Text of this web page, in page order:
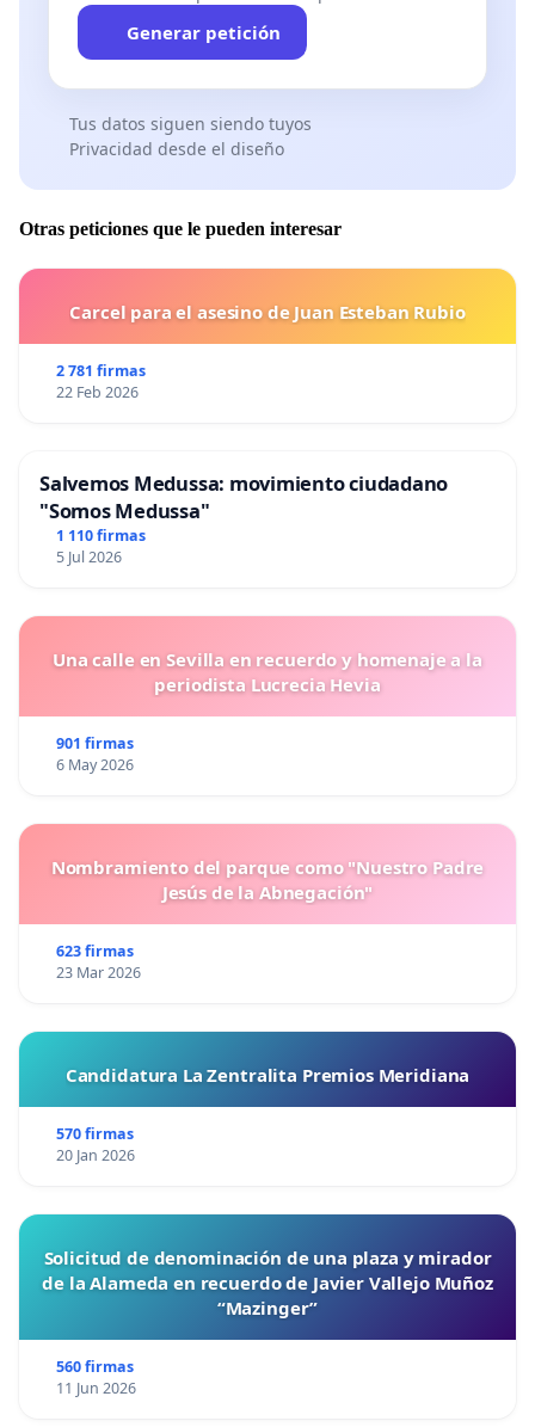
Generar petición
Tus datos siguen siendo tuyos
Privacidad desde el diseño
Otras peticiones que le pueden interesar
Carcel para el asesino de Juan Esteban Rubio
2 781 firmas
22 Feb 2026
Salvemos Medussa: movimiento ciudadano
"Somos Medussa"
1 110 firmas
5 Jul 2026
Una calle en Sevilla en recuerdo y homenaje a la
periodista Lucrecia Hevia
901 firmas
6 May 2026
Nombramiento del parque como "Nuestro Padre
Jesús de la Abnegación"
623 firmas
23 Mar 2026
Candidatura La Zentralita Premios Meridiana
570 firmas
20 Jan 2026
Solicitud de denominación de una plaza y mirador
de la Alameda en recuerdo de Javier Vallejo Muñoz
“Mazinger”
560 firmas
11 Jun 2026